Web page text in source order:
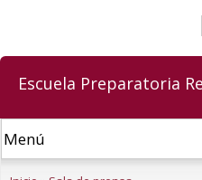
Escuela Preparatoria